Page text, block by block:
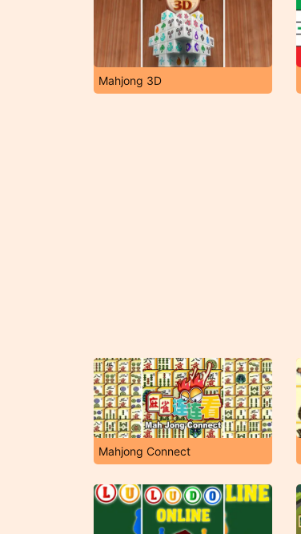
Mahjong 3D
Mahjong Connect